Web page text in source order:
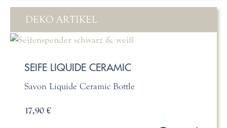
DEKO ARTIKEL
SEIFE LIQUIDE CERAMIC
Savon Liquide Ceramic Bottle
17,90 €